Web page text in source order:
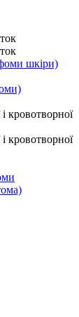
шкіри)
кровотворної
кровотворної